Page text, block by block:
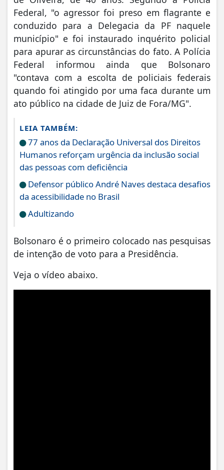
Federal, "o agressor foi preso em flagrante e
conduzido para a Delegacia da PF naquele
município" e foi instaurado inquérito policial
para apurar as circunstâncias do fato. A Polícia
Federal informou ainda que Bolsonaro
"contava com a escolta de policiais federais
quando foi atingido por uma faca durante um
ato público na cidade de Juiz de Fora/MG".
LEIA TAMBÉM:
77 anos da Declaração Universal dos Direitos
Humanos reforçam urgência da inclusão social
das pessoas com deficiência
Defensor público André Naves destaca desafios
da acessibilidade no Brasil
Adultizando
Bolsonaro é o primeiro colocado nas pesquisas
de intenção de voto para a Presidência.
Veja o vídeo abaixo.